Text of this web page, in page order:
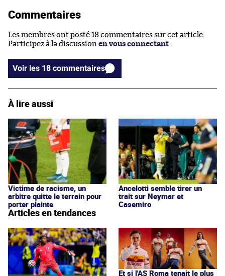
Commentaires
Les membres ont posté 18 commentaires sur cet article.
Participez à la discussion en vous connectant .
Voir les 18 commentaires
À lire aussi
Victime de racisme, un
arbitre quitte le terrain pour
porter plainte
Ancelotti semble tirer un
trait sur Neymar et
Casemiro
Articles en tendances
Et si l'AS Roma tenait le plus